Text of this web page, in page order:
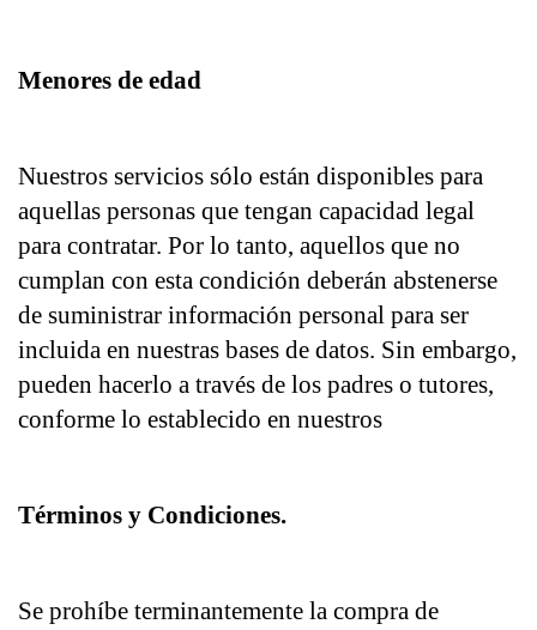
Menores de edad
Nuestros servicios sólo están disponibles para
aquellas personas que tengan capacidad legal
para contratar. Por lo tanto, aquellos que no
cumplan con esta condición deberán abstenerse
de suministrar información personal para ser
incluida en nuestras bases de datos. Sin embargo,
pueden hacerlo a través de los padres o tutores,
conforme lo establecido en nuestros
Términos y Condiciones.
Se prohíbe terminantemente la compra de